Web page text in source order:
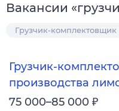
Вакансии «
Грузчик-комплектовщик
Грузчик-
производства
75 000–85 000 ₽